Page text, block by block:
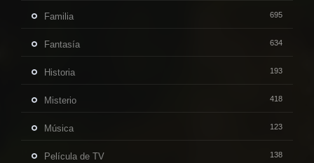
Familia 695
Fantasía 634
Historia 193
Misterio 418
Música 123
Película de TV 138